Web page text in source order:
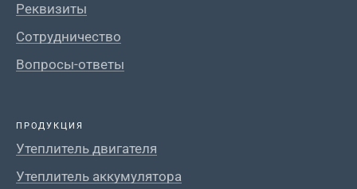
Реквизиты
Сотрудничество
Вопросы-ответы
ПРОДУКЦИЯ
Утеплитель двигателя
Утеплитель аккумулятора